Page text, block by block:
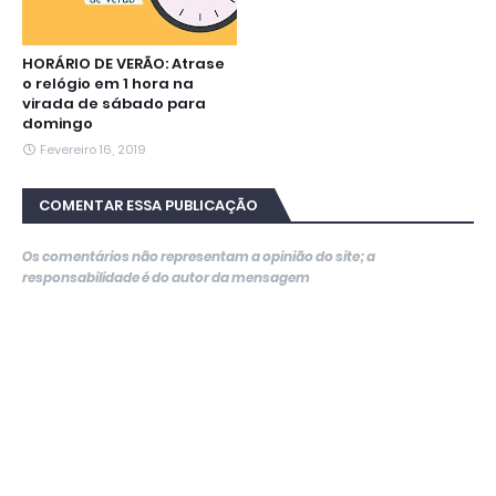
HORÁRIO DE VERÃO: Atrase
o relógio em 1 hora na
virada de sábado para
domingo
Fevereiro 16, 2019
COMENTAR ESSA PUBLICAÇÃO
Os comentários não representam a opinião do site; a
responsabilidade é do autor da mensagem